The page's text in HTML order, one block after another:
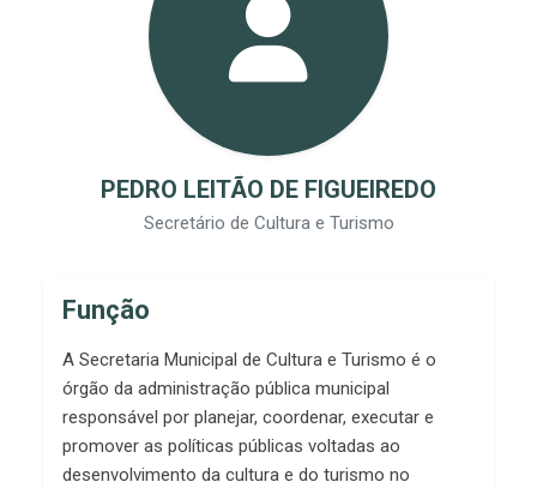
PEDRO LEITÃO DE FIGUEIREDO
Secretário de Cultura e Turismo
Função
A Secretaria Municipal de Cultura e Turismo é o
órgão da administração pública municipal
responsável por planejar, coordenar, executar e
promover as políticas públicas voltadas ao
desenvolvimento da cultura e do turismo no